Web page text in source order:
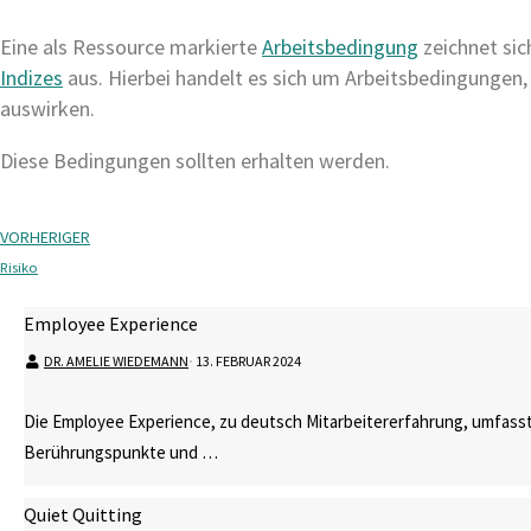
Eine als Ressource markierteArbeitsbedingung zeichnet
Indizes aus. Hierbei handelt es sich um
auswirken.
Diese Bedingungen sollten erhalten werden.
VORHERIGER
Risiko
Employee Experience
DR. AMELIE WIEDEMANN⋅ 13. FEBRUAR 2024
Die Employee Experience, zu deutsch Mitarbeitererfahrung,
Berührungspunkte und …
Quiet Quitting